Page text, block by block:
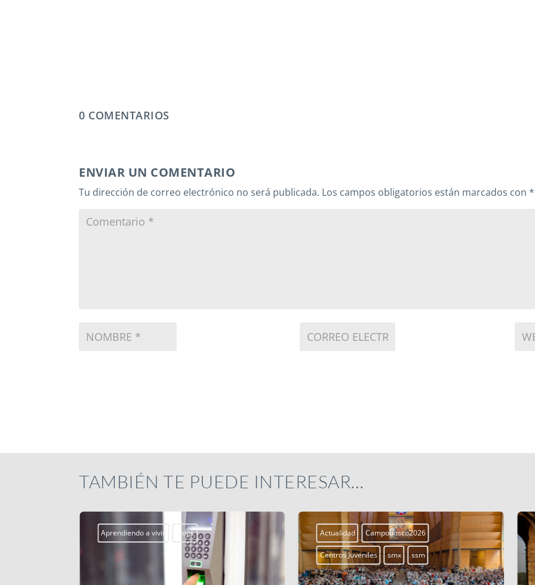
0 COMENTARIOS
ENVIAR UN COMENTARIO
Tu dirección de correo electrónico no será publicada. Los campos obligatorios están marcados con *
TAMBIÉN TE PUEDE INTERESAR…
Actualidad Campobosco2026
Centros Juveniles smx
Actualidad Campobosco2026
Centros Juveniles smx ssm